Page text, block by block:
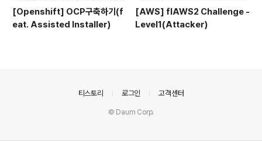
[Openshift] OCP구축하기(f
eat. Assisted Installer)
[AWS] flAWS2 Challenge -
Level1(Attacker)
티스토리 로그인 고객센터
© Daum Corp.